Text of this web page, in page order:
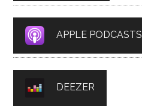
APPLE PODCASTS
DEEZER